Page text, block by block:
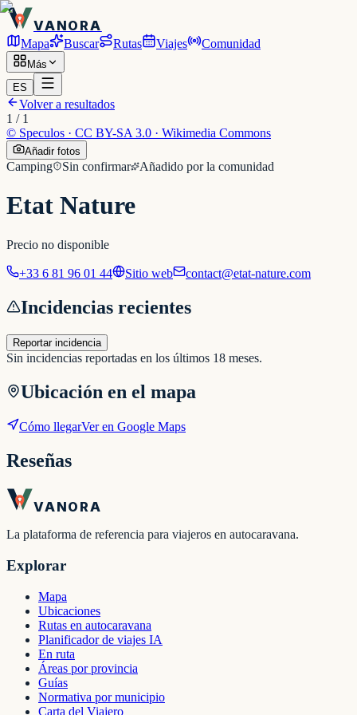
VANORA
Mapa Buscar Rutas Viajes Comunidad
Más
ES
Volver a resultados
1 / 1
© Speculos · CC BY-SA 3.0 · Wikimedia Commons
Añadir fotos
Camping Sin confirmar Añadido por la comunidad
Etat Nature
Precio no disponible
+33 6 81 96 01 44 Sitio web contact@etat-nature.com
Incidencias recientes
Reportar incidencia
Sin incidencias reportadas en los últimos 18 meses.
Ubicación en el mapa
Cómo llegarVer en Google Maps
Reseñas
VANORA
La plataforma de referencia para viajeros en autocaravana.
Explorar
Mapa
Ubicaciones
Rutas en autocaravana
Planificador de viajes IA
En ruta
Áreas por provincia
Guías
Normativa por municipio
Carta del Viajero